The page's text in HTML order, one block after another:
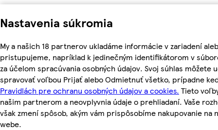
Nastavenia súkromia
My a našich 18 partnerov ukladáme informácie v zariadení
pristupujeme, napríklad k jedinečným identifikátorom v
za účelom spracúvania osobných údajov. Svoj súhlas môžete
spravovať voľbou Prijať alebo Odmietnuť všetko, prípadne
Pravidlách pre ochranu osobných údajov a cookies. Tieto
našim partnerom a neovplyvnia údaje o prehliadaní. Vaše
však zmení spôsob, akým vám prispôsobíme nakupovanie na
webe.